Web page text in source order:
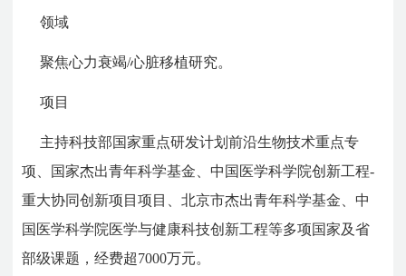
领域
聚焦心力衰竭/心脏移植研究。
项目
主持科技部国家重点研发计划前沿生物技术重点专
项、国家杰出青年科学基金、中国医学科学院创新工程-
重大协同创新项目项目、北京市杰出青年科学基金、中
国医学科学院医学与健康科技创新工程等多项国家及省
部级课题，经费超7000万元。